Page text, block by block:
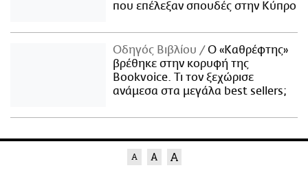
που επέλεξαν σπουδές στην Κύπρο
Οδηγός Βιβλίου
Ο «Καθρέφτης»
βρέθηκε στην κορυφή της
Bookvoice. Τι τον ξεχώρισε
ανάμεσα στα μεγάλα best sellers;